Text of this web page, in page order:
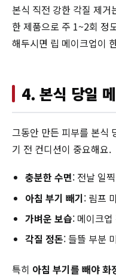
본식 직전 강한 각질 제
한 제품으로 주 1~2회 정
해두시면 립 메이크업이
4. 본식 당일
그동안 만든 피부를 본식
기 전 컨디션이 중요해요.
충분한 수면: 전날 일
아침 부기 빼기: 림프
가벼운 보습: 메이크
각질 정돈: 들뜰 부분
특히 아침 부기를 빼야 화